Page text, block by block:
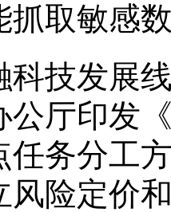
抓取敏感
发展线
公厅印发
任务分工
风险定价